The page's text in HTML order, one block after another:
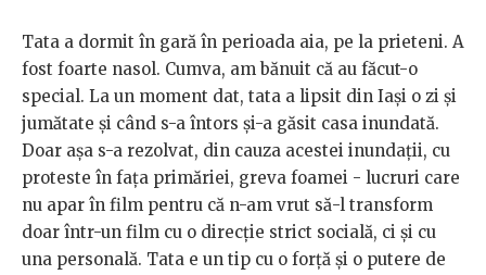
Tata a dormit în gară în perioada aia, pe la prieteni. A
fost foarte nasol. Cumva, am bănuit că au făcut-o
special. La un moment dat, tata a lipsit din Iași o zi și
jumătate și când s-a întors și-a găsit casa inundată.
Doar așa s-a rezolvat, din cauza acestei inundații, cu
proteste în fața primăriei, greva foamei - lucruri care
nu apar în film pentru că n-am vrut să-l transform
doar într-un film cu o direcție strict socială, ci și cu
una personală. Tata e un tip cu o forță și o putere de